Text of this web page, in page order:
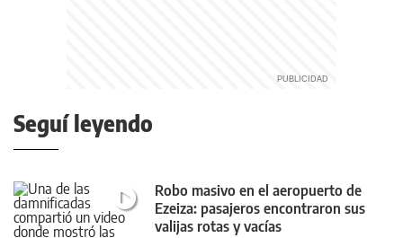
Seguí leyendo
Robo masivo en el aeropuerto de
Ezeiza: pasajeros encontraron sus
valijas rotas y vacías